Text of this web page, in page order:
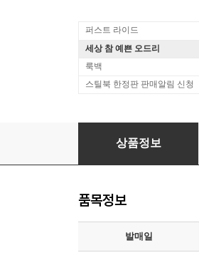
퍼스트 라이드
세상 참 예쁜 오드리
룩백
스틸북 한정판 판매알림 신청
사티: 독주 피아노 작
상품정보
품목정보
발매일